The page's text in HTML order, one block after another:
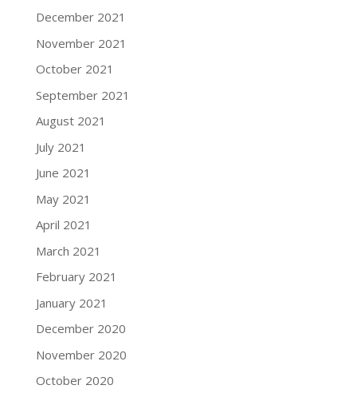
December 2021
November 2021
October 2021
September 2021
August 2021
July 2021
June 2021
May 2021
April 2021
March 2021
February 2021
January 2021
December 2020
November 2020
October 2020